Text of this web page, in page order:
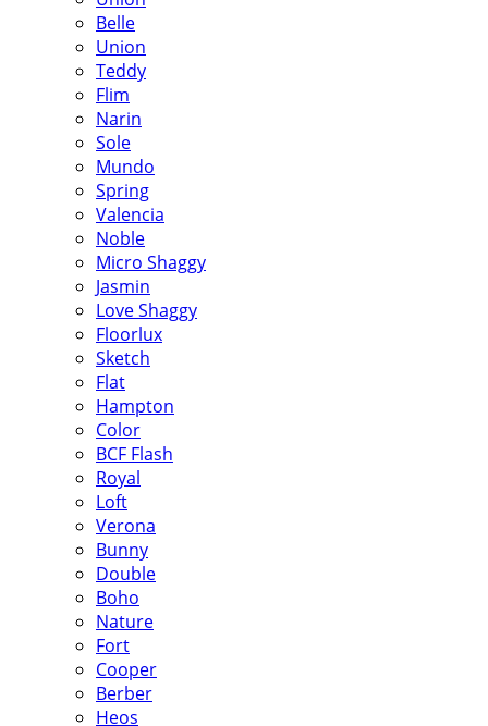
Belle
Union
Teddy
Flim
Narin
Sole
Mundo
Spring
Valencia
Noble
Micro Shaggy
Jasmin
Love Shaggy
Floorlux
Sketch
Flat
Hampton
Color
BCF Flash
Royal
Loft
Verona
Bunny
Double
Boho
Nature
Fort
Cooper
Berber
Heos